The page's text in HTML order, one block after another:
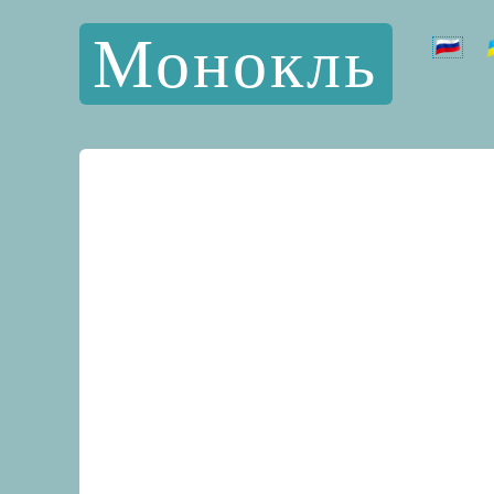
Монокль